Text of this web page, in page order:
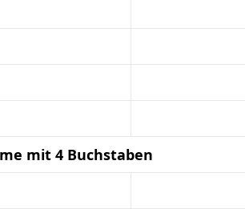
mit 4 Buchstaben